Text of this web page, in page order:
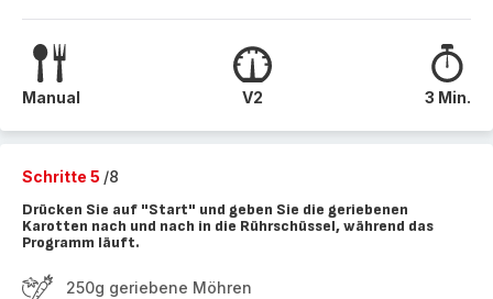
Manual V2 3 Min.
Schritte 5 /8
Drücken Sie auf "Start" und geben Sie die geriebenen
Karotten nach und nach in die Rührschüssel, während das
Programm läuft.
250g geriebene Möhren